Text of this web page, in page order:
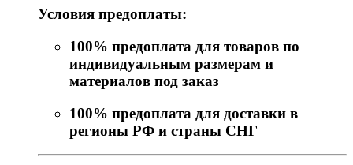
Условия предоплаты:
100% предоплата для товаров по
индивидуальным размерам и
материалов под заказ
100% предоплата для доставки в
регионы РФ и страны СНГ